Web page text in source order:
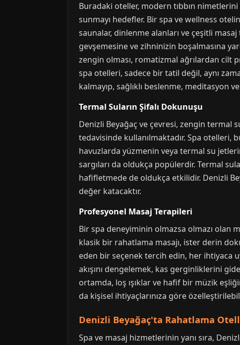
Buradaki oteller, modern tıbbın
sunmayı hedefler. Bir spa ve wellness
saunalar, dinlenme alanları ve çeşitli
gevşemesine ve zihninizin boşalmasına
zengin olması, romatizmal ağrılardan cilt
spa otelleri, sadece bir tatil değil, aynı
kalmayıp, sağlıklı beslenme, meditasyon
Termal Suların Şifalı Dokunuşu
Denizli Beyağaç ve çevresi, zengin termal
tedavisinde kullanılmaktadır. Spa
havuzlarda yüzmenin veya termal su
sargıları da oldukça popülerdir. Termal
hafifletmede de oldukça etkilidir. Denizli
değer katacaktır.
Profesyonel Masaj Terapileri
Bir spa deneyiminin olmazsa olmazı olan
klasik bir rahatlama masajı, ister derin
eden bir seçenek tercih edin, her ihtiyaca
akışını dengelemek, kas gerginliklerini
ortamda, loş ışıklar ve hafif bir müzik
da kişisel ihtiyaçlarınıza göre
Denizli Beyağaç'ta Rahatlama
Spa ve masaj hizmetlerinin yanı sıra,